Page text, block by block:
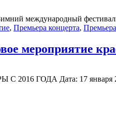
международный
, Премьера концерта,
Дата: 17 января